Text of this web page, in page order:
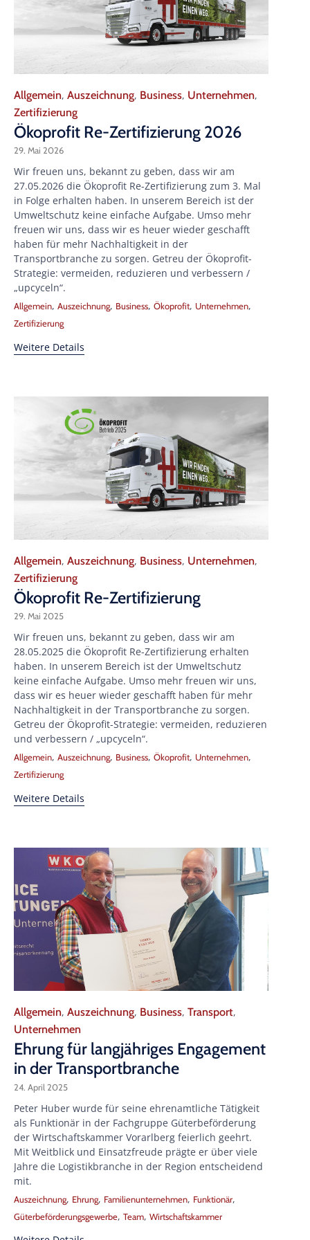
Category
Allgemein, Auszeichnung, Business, Unternehmen,
Zertifizierung
Ökoprofit Re-Zertifizierung 2026
29. Mai 2026
Wir freuen uns, bekannt zu geben, dass wir am
27.05.2026 die Ökoprofit Re-Zertifizierung zum 3. Mal
in Folge erhalten haben. In unserem Bereich ist der
Umweltschutz keine einfache Aufgabe. Umso mehr
freuen wir uns, dass wir es heuer wieder geschafft
haben für mehr Nachhaltigkeit in der
Transportbranche zu sorgen. Getreu der Ökoprofit-
Strategie: vermeiden, reduzieren und verbessern /
„upcyceln“.
Tags
Allgemein, Auszeichnung, Business, Ökoprofit, Unternehmen,
Zertifizierung
Weitere Details
Category
Allgemein, Auszeichnung, Business, Unternehmen,
Zertifizierung
Ökoprofit Re-Zertifizierung
29. Mai 2025
Wir freuen uns, bekannt zu geben, dass wir am
28.05.2025 die Ökoprofit Re-Zertifizierung erhalten
haben. In unserem Bereich ist der Umweltschutz
keine einfache Aufgabe. Umso mehr freuen wir uns,
dass wir es heuer wieder geschafft haben für mehr
Nachhaltigkeit in der Transportbranche zu sorgen.
Getreu der Ökoprofit-Strategie: vermeiden, reduzieren
und verbessern / „upcyceln“.
Tags
Allgemein, Auszeichnung, Business, Ökoprofit, Unternehmen,
Zertifizierung
Weitere Details
Category
Allgemein, Auszeichnung, Business, Transport,
Unternehmen
Ehrung für langjähriges Engagement
in der Transportbranche
24. April 2025
Peter Huber wurde für seine ehrenamtliche Tätigkeit
als Funktionär in der Fachgruppe Güterbeförderung
der Wirtschaftskammer Vorarlberg feierlich geehrt.
Mit Weitblick und Einsatzfreude prägte er über viele
Jahre die Logistikbranche in der Region entscheidend
mit.
Tags
Auszeichnung, Ehrung, Familienunternehmen, Funktionär,
Güterbeförderungsgewerbe, Team, Wirtschaftskammer